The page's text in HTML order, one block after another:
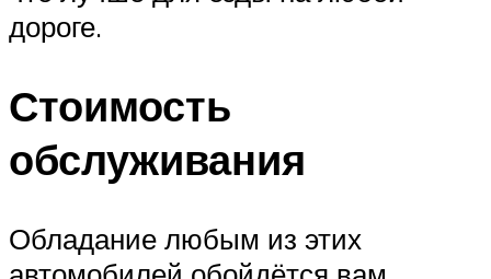
дороге.
Стоимость
обслуживания
Обладание любым из этих